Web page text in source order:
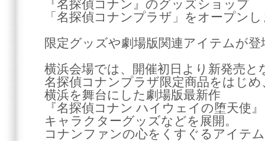
『名探偵コナン』のグッズショップ
「名探偵コナンプラザ」をオープン
限定グッズや劇場版関連アイテムが登
横浜会場では、開催初日より新発売と
名探偵コナンプラザ限定商品をはじめ
横浜を舞台にした劇場版最新作
『名探偵コナン ハイウェイの堕天使
キャラクターグッズなどを展開。
コナンファンの心をくすぐるアイテ